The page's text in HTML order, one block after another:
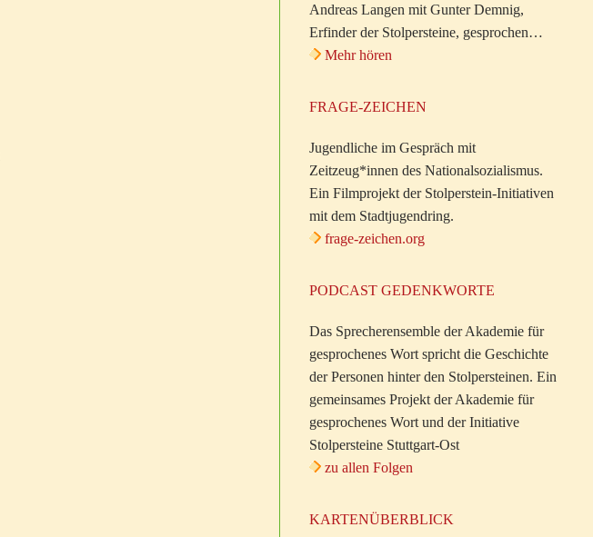
Andreas Langen mit Gunter Demnig,
Erfinder der Stolpersteine, gesprochen…
Mehr hören
FRAGE-ZEICHEN
Jugendliche im Gespräch mit
Zeitzeug*innen des Nationalsozialismus.
Ein Filmprojekt der Stolperstein-Initiativen
mit dem Stadtjugendring.
frage-zeichen.org
PODCAST GEDENKWORTE
Das Sprecherensemble der Akademie für
gesprochenes Wort spricht die Geschichte
der Personen hinter den Stolpersteinen. Ein
gemeinsames Projekt der Akademie für
gesprochenes Wort und der Initiative
Stolpersteine Stuttgart-Ost
zu allen Folgen
KARTENÜBERBLICK